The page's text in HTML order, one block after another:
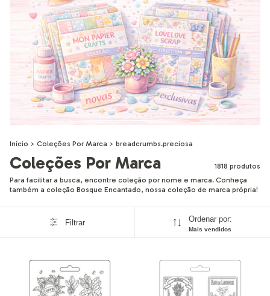
Início > Coleções Por Marca > breadcrumbs.preciosa
Coleções Por Marca
1818 produtos
Para facilitar a busca, encontre coleção por nome e marca. Conheça
também a coleção Bosque Encantado, nossa coleção de marca própria!
Filtrar Ordenar por:
Mais vendidos